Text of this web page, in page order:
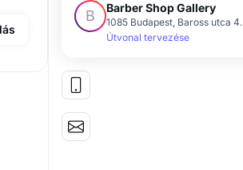
B Barber Shop Gallery
1085 Budapest, Baross utca 4.
Útvonal tervezése